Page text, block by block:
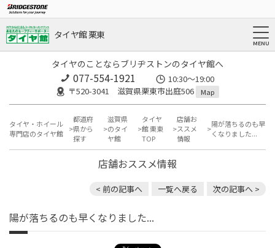
タイヤ館 栗東
タイヤのことならブリヂストンのタイヤ館へ
077-554-1921
10:30～19:00
〒520-3041 滋賀県栗東市出庭506
Map
タイヤ・ホイール
専門店のタイヤ館
都道府
県から
探す
滋賀県
のタイ
ヤ館
タイヤ
館 栗東
TOP
店舗お
ススメ
情報
陽が落ちるのも早
くなりました...
店舗おススメ情報
< 前の記事へ 一覧へ戻る 次の記事へ >
陽が落ちるのも早くなりました...